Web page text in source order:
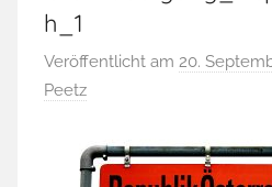
h_1
Veröffentlicht am 20.
Peetz